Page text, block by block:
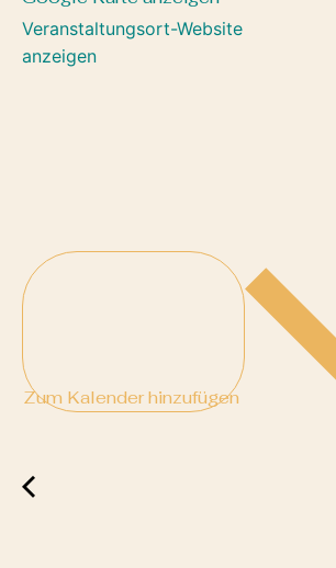
Veranstaltungsort-Website
anzeigen
Zum Kalender hinzufügen